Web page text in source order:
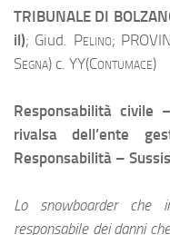
TRIBUNALE DI
il); Giud. Pelino;
Segna) c. YY(Contumace)
Responsabilità civile
rivalsa dell’ente
Responsabilità –
Lo snowboarder che
responsabile dei danni